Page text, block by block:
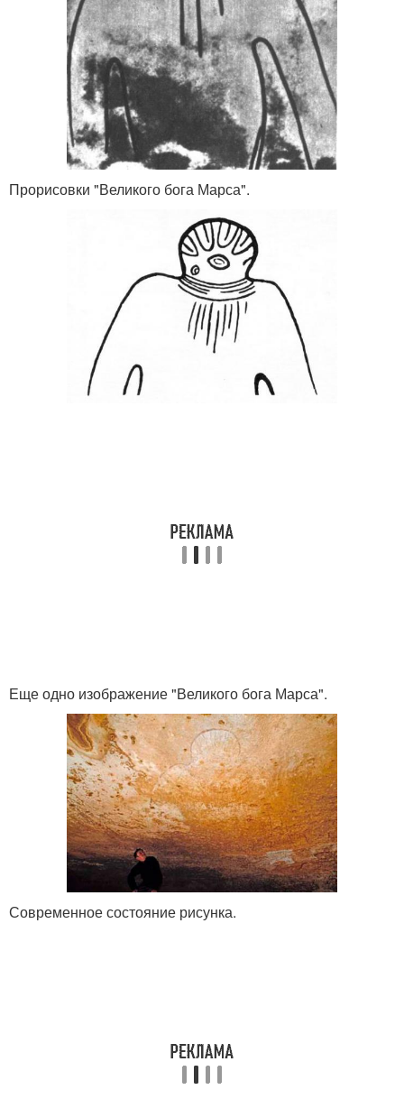
Прорисовки "Великого бога Марса".
Еще одно изображение "Великого бога Марса".
Современное состояние рисунка.